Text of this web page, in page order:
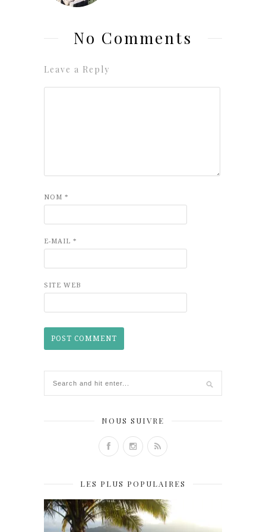
No Comments
Leave a Reply
NOM *
E-MAIL *
SITE WEB
NOUS SUIVRE
LES PLUS POPULAIRES